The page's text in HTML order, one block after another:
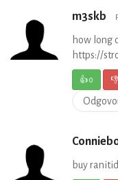
m3skb
how long
https://
👍0 👎
buy